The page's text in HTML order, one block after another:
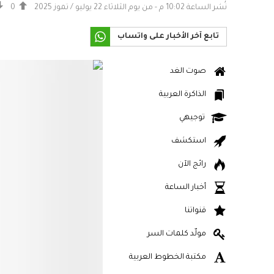
نُشر الساعة 10:02 م - من يوم الثلاثاء 22 يوليو / تموز 2025 0
تابع آخر الأخبار على واتساب
صوت الغد
الذاكرة العربية
توجيهي
استكشف
رائج الآن
أخبار الساعة
قنواتنا
مولّد كلمات السر
مكتبة الخطوط العربية